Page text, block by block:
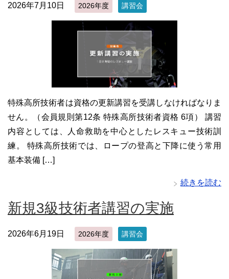
2026年7月10日 2026年度 講習会
特殊高所技術者は資格の更新講習を受講しなければなりま
せん。（会員規則第12条 特殊高所技術者資格 6項） 講習
内容としては、人命救助を中心としたレスキュー技術訓
練。 特殊高所技術では、ロープの登高と下降に使う常用
基本装備 […]
続きを読む
新規3級技術者講習の実施
2026年6月19日 2026年度 講習会